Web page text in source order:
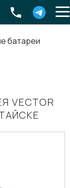
батареи
VECTOR
Екатеринбург ,